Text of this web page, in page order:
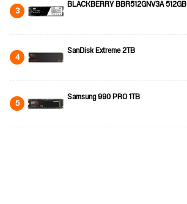
3 BLACKBERRY BBR512GNV3A 512GB
4 SanDisk Extreme 2TB
5 Samsung 990 PRO 1TB